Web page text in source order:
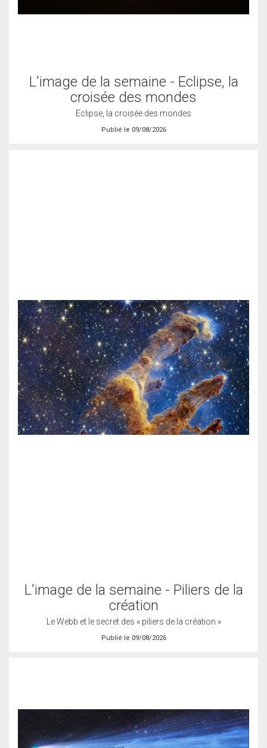
L'image de la semaine - Eclipse, la
croisée des mondes
Eclipse, la croisée des mondes
Publié le 09/08/2026
L'image de la semaine - Piliers de la
création
Le Webb et le secret des « piliers de la création »
Publié le 09/08/2026